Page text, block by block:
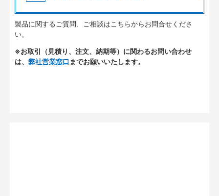
製品に関するご質問、ご相談はこちらからお問合せくださ
い。
※お取引（見積り、注文、納期等）に関わるお問い合わせ
は、 弊社営業窓口 までお願いいたします。